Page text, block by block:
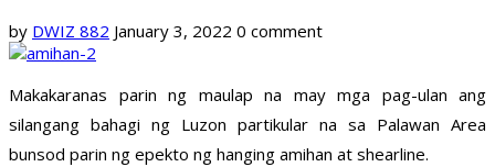
by DWIZ 882 January 3, 2022 0 comment
Makakaranas parin ng maulap na may mga pag-ulan ang
silangang bahagi ng Luzon partikular na sa Palawan Area
bunsod parin ng epekto ng hanging amihan at shearline.